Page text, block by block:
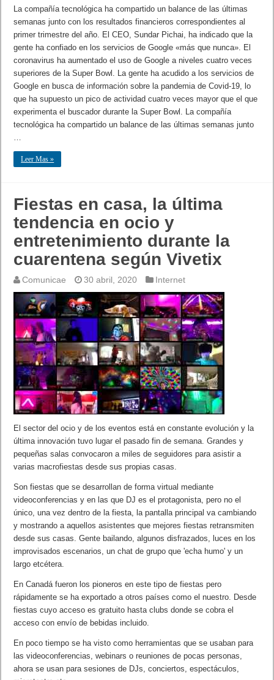
La compañía tecnológica ha compartido un balance de las últimas
semanas junto con los resultados financieros correspondientes al
primer trimestre del año. El CEO, Sundar Pichai, ha indicado que la
gente ha confiado en los servicios de Google «más que nunca». El
coronavirus ha aumentado el uso de Google a niveles cuatro veces
superiores de la Super Bowl. La gente ha acudido a los servicios de
Google en busca de información sobre la pandemia de Covid-19, lo
que ha supuesto un pico de actividad cuatro veces mayor que el que
experimenta el buscador durante la Super Bowl. La compañía
tecnológica ha compartido un balance de las últimas semanas junto
Leer Mas »
Fiestas en casa, la última
tendencia en ocio y
entretenimiento durante la
cuarentena según Vivetix
Comunicae 30 abril, 2020 Internet
El sector del ocio y de los eventos está en constante evolución y la
última innovación tuvo lugar el pasado fin de semana. Grandes y
pequeñas salas convocaron a miles de seguidores para asistir a
varias macrofiestas desde sus propias casas.
Son fiestas que se desarrollan de forma virtual mediante
videoconferencias y en las que DJ es el protagonista, pero no el
único, una vez dentro de la fiesta, la pantalla principal va cambiando
y mostrando a aquellos asistentes que mejores fiestas retransmiten
desde sus casas. Gente bailando, algunos disfrazados, luces en los
improvisados escenarios, un chat de grupo que 'echa humo' y un
largo etcétera.
En Canadá fueron los pioneros en este tipo de fiestas pero
rápidamente se ha exportado a otros países como el nuestro. Desde
fiestas cuyo acceso es gratuito hasta clubs donde se cobra el
acceso con envío de bebidas incluido.
En poco tiempo se ha visto como herramientas que se usaban para
las videoconferencias, webinars o reuniones de pocas personas,
ahora se usan para sesiones de DJs, conciertos, espectáculos,